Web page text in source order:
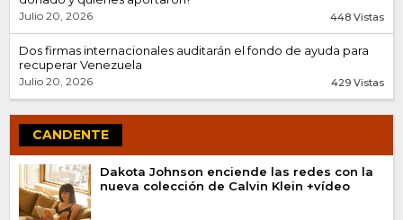
Julio 20, 2026 448 Vistas
Dos firmas internacionales auditarán el fondo de ayuda para
recuperar Venezuela
Julio 20, 2026 429 Vistas
CANDENTE
Dakota Johnson enciende las redes con la
nueva colección de Calvin Klein +vídeo